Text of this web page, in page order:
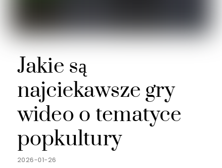
2026-01-26
Jakie są
najciekawsze gry
wideo o tematyce
popkultury